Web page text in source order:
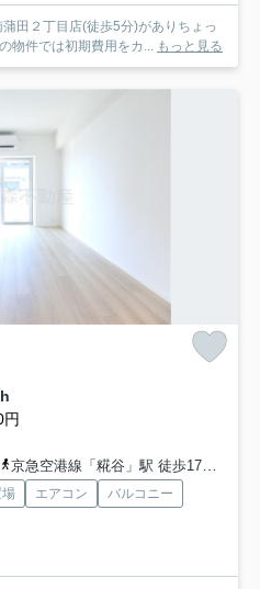
田２丁目店(徒歩5分)がありちょっ
物件では初期費用をカ... もっと見る
京急空港線「糀谷」駅 徒歩17分
エアコン
バルコニー